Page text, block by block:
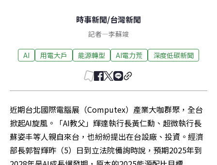
時事新聞/台灣新聞
記者—李蘇竣
AI 用電大戶 能源轉型 AI電力荒 深度低碳新聞
近期台北國際電腦展（Computex）產業大咖群聚，全台
掀起AI旋風。「AI教父」輝達執行長黃仁勳、超微執行長
蘇姿丰等人親自來台，也紛紛提出在台設廠、投資。經濟
部長郭智輝昨（5）日到立法院備詢時說，預期2025年到